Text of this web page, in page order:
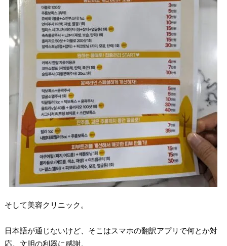
そして美容クリニック。
日本語が通じないけど、そこはスマホの翻訳アプリで何とか対
応。文明の利器に感謝。